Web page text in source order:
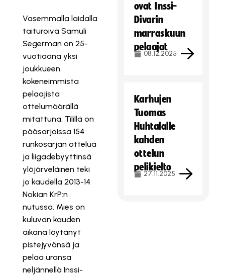
Vasemmalla laidalla
taituroiva Samuli
Segerman on 25-
vuotiaana yksi
joukkueen
kokeneimmista
pelaajista
ottelumäärällä
mitattuna. Tilillä on
pääsarjoissa 154
runkosarjan ottelua
ja liigadebyyttinsä
ylöjärveläinen teki
jo kaudella 2013-14
Nokian KrP:n
nutussa. Mies on
kuluvan kauden
aikana löytänyt
pistejyvänsä ja
pelaa uransa
neljännellä Inssi-
ovat Inssi-
Divarin
marraskuun
pelaajat
08.12.2025
Karhujen
Tuomas
Huhtalalle
kahden
ottelun
pelikielto
27.11.2025